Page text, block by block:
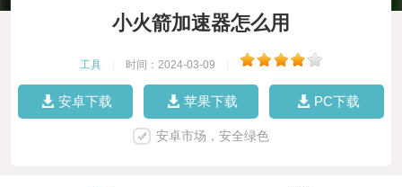
小火箭加速器怎么用
工具 时间：2024-03-09
安卓下载 苹果下载 PC下载
安卓市场，安全绿色